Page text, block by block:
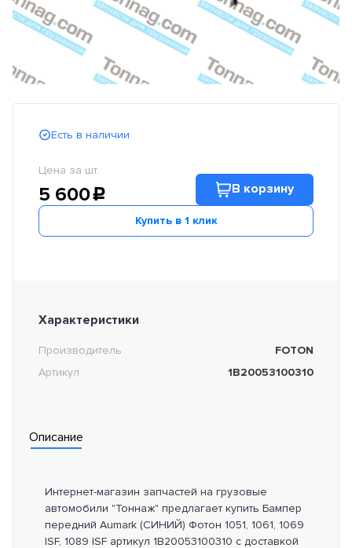
Есть в наличии
Цена за шт.
5 600c В корзину
Купить в 1 клик
Характеристики
Производитель
FOTON
Артикул
1B20053100310
Описание
Интернет-магазин запчастей на грузовые
автомобили "Тоннаж" предлагает купить Бампер
передний Aumark (СИНИЙ) Фотон 1051, 1061, 1069
ISF, 1089 ISF артикул 1B20053100310 с доставкой